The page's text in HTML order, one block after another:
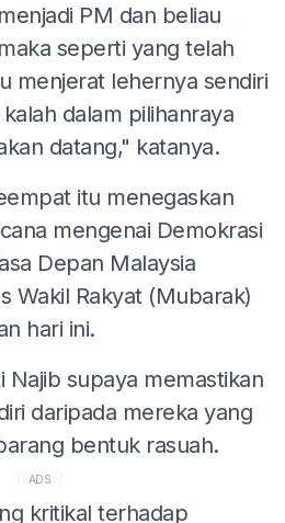
PM dan beliau
seperti yang telah
menjerat lehernya sendiri
dalam pilihanraya
datang," katanya.
itu menegaskan
mengenai Demokrasi
Depan Malaysia
Wakil Rakyat (Mubarak)
hari ini.
Najib supaya memastikan
daripada mereka yang
bentuk rasuah.
ADS
kritikal terhadap